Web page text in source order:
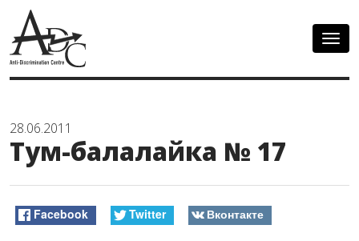
28.06.2011
Тум-балалайка № 17
Facebook Twitter Вконтакте